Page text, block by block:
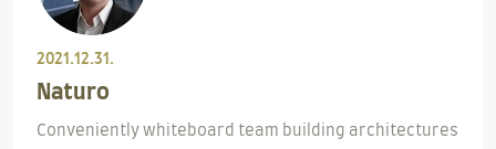
2021.12.31.
Naturo
Conveniently whiteboard team building architectures